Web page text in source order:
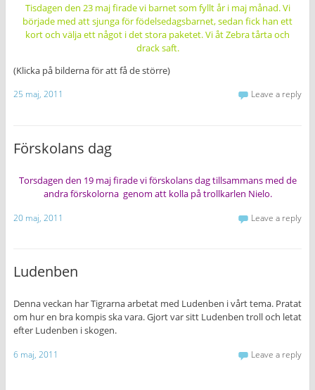
Tisdagen den 23 maj firade vi barnet som fyllt år i maj månad. Vi
började med att sjunga för födelsedagsbarnet, sedan fick han ett
kort och välja ett något i det stora paketet. Vi åt Zebra tårta och
drack saft.
(Klicka på bilderna för att få de större)
25 maj, 2011 Leave a reply
Förskolans dag
Torsdagen den 19 maj firade vi förskolans dag tillsammans med de
andra förskolorna genom att kolla på trollkarlen Nielo.
20 maj, 2011 Leave a reply
Ludenben
Denna veckan har Tigrarna arbetat med Ludenben i vårt tema. Pratat
om hur en bra kompis ska vara. Gjort var sitt Ludenben troll och letat
efter Ludenben i skogen.
6 maj, 2011 Leave a reply